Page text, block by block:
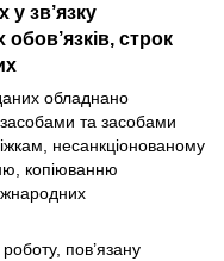
зв’язку
строк
обладнано
та засобами
несанкціонованому
копіюванню
пов’язану